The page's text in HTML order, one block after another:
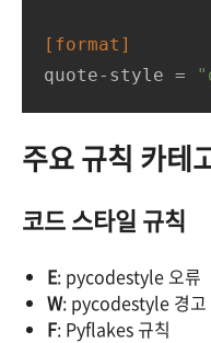
[format]
quote-style =
주요 규칙 카테
코드 스타일 규칙
E: pycodestyle 오류
W: pycodestyle 경고
F: Pyflakes 규칙